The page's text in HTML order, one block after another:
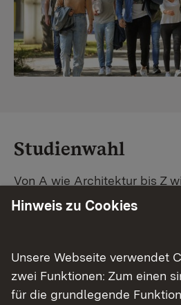
Studienwahl
Von A wie Architektur bis Z
Baden-Württemberg warten
Studiengangsuche schnell
Studienplatz. Außerdem
Schritt-Anleitung zu deinem
Hinweis zu Cookies
Unsere Webseite verwendet
zwei Funktionen: Zum einen
für die grundlegende